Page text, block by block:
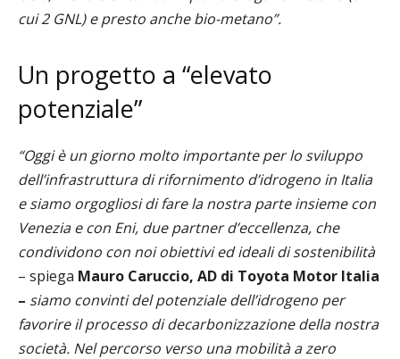
cui 2 GNL) e presto anche bio-metano”.
Un progetto a “elevato
potenziale”
“Oggi è un giorno molto importante per lo sviluppo
dell’infrastruttura di rifornimento d’idrogeno in Italia
e siamo orgogliosi di fare la nostra parte insieme con
Venezia e con Eni, due partner d’eccellenza, che
condividono con noi obiettivi ed ideali di sostenibilità
– spiega Mauro Caruccio, AD di Toyota Motor Italia
– siamo convinti del potenziale dell’idrogeno per
favorire il processo di decarbonizzazione della nostra
società. Nel percorso verso una mobilità a zero